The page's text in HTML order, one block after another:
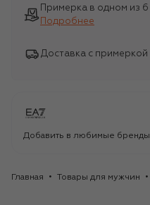
Примерка в одном из
Подробнее
Доставка с примеркой
Добавить в любимые бренды
Главная Товары для мужчин